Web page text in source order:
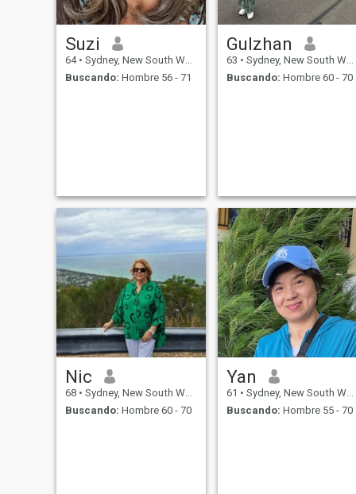
Suzi
64 • Sydney, New South Wales, Australia
Buscando: Hombre 56 - 71
Gulzhan
63 • Sydney, New South Wales, Australia
Buscando: Hombre 60 - 70
Nic
68 • Sydney, New South Wales, Australia
Buscando: Hombre 60 - 70
Yan
61 • Sydney, New South Wales, Australia
Buscando: Hombre 55 - 70